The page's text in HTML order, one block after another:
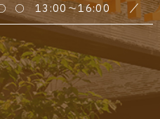
○ 13:00～16:00 ／